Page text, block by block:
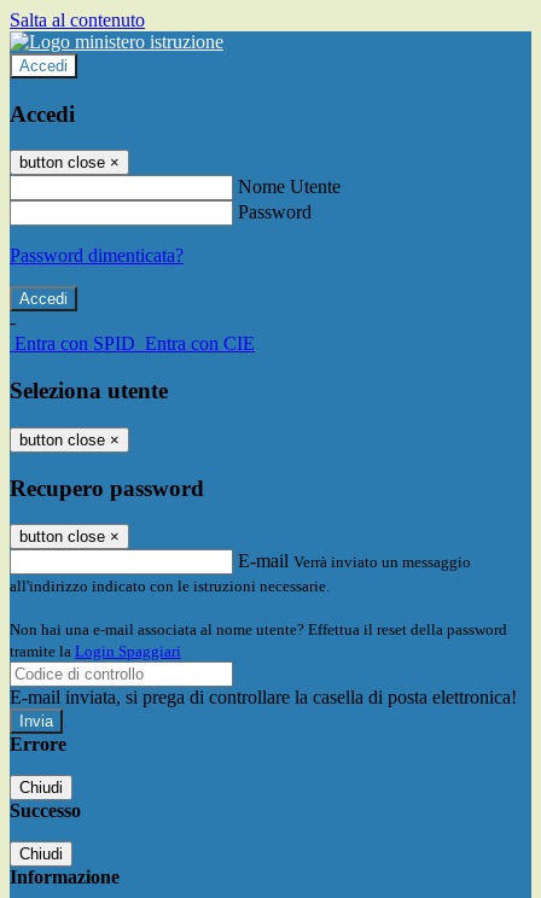
Salta al contenuto
Accedi
Accedi
button close ×
Nome Utente
Password
Password dimenticata?
-
Entra con SPID Entra con CIE
Seleziona utente
button close ×
Recupero password
button close ×
E-mail Verrà inviato un messaggio
all'indirizzo indicato con le istruzioni necessarie.
Non hai una e-mail associata al nome utente? Effettua il reset della password
tramite la Login Spaggiari
E-mail inviata, si prega di controllare la casella di posta elettronica!
Errore
Chiudi
Successo
Chiudi
Informazione